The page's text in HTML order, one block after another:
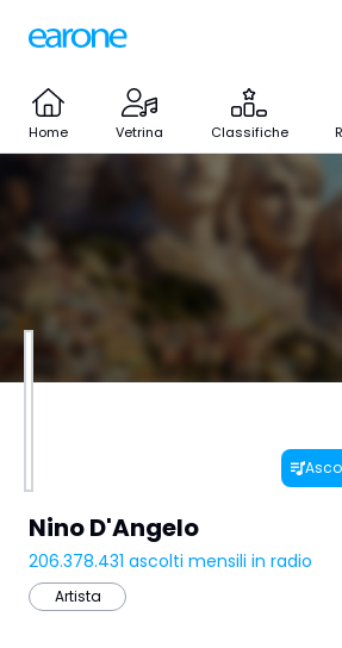
Home Vetrina Classifiche
Nino D'Angelo
206.378.431 ascolti mensili in radio
Artista